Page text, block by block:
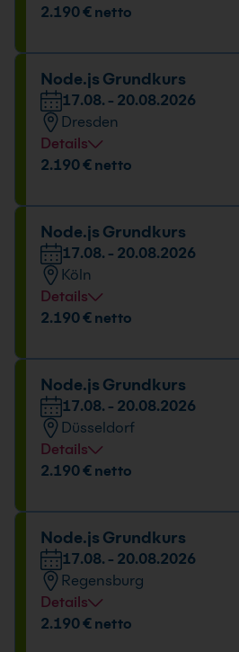
Veranstaltungsort
Datum und Uhrzeit
17.08. - 20.08.2026
09:00 - 16:00 Uhr
2.190 € netto
Node.js Grundkurs
17.08. - 20.08.2026
Dresden
Details
Veranstaltungsort
Datum und Uhrzeit
17.08. - 20.08.2026
09:00 - 16:00 Uhr
2.190 € netto
Node.js Grundkurs
17.08. - 20.08.2026
Köln
Details
Veranstaltungsort
Datum und Uhrzeit
17.08. - 20.08.2026
09:00 - 16:00 Uhr
2.190 € netto
Node.js Grundkurs
17.08. - 20.08.2026
Düsseldorf
Details
Veranstaltungsort
Datum und Uhrzeit
17.08. - 20.08.2026
09:00 - 16:00 Uhr
2.190 € netto
Node.js Grundkurs
17.08. - 20.08.2026
Regensburg
Details
Veranstaltungsort
2.190 € netto